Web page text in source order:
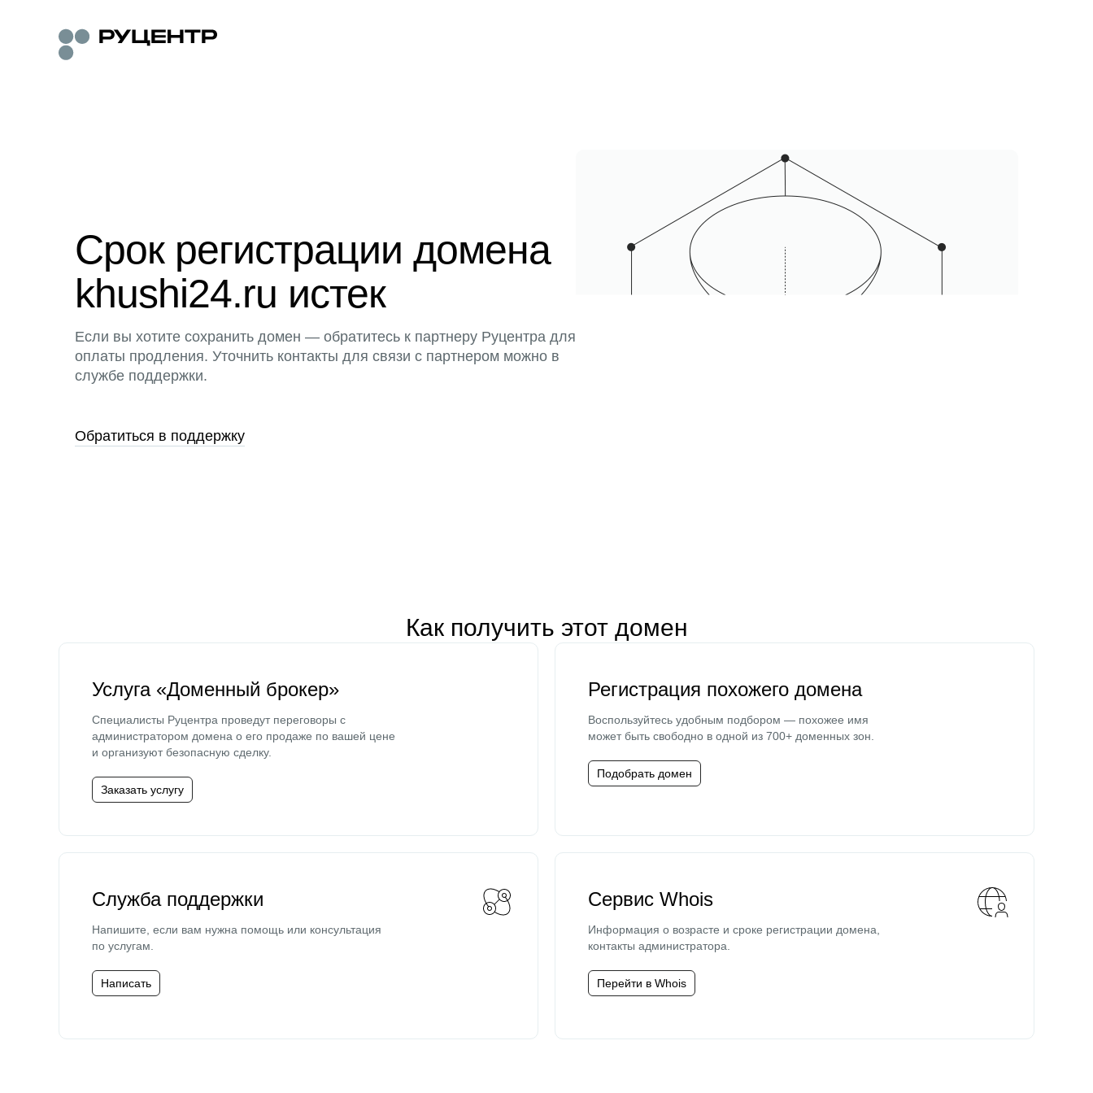
Срок регистрации домена
khushi24.ru истек
Если вы хотите сохранить домен — обратитесь к партнеру Руцентра для
оплаты продления. Уточнить контакты для связи с партнером можно в
службе поддержки.
Обратиться в поддержку
Как получить этот домен
Услуга «Доменный брокер»
Специалисты Руцентра проведут переговоры с
администратором домена о его продаже по вашей цене
и организуют безопасную сделку.
Заказать услугу
Регистрация похожего домена
Воспользуйтесь удобным подбором — похожее имя
может быть свободно в одной из 700+ доменных зон.
Подобрать домен
Служба поддержки
Напишите, если вам нужна помощь или консультация
по услугам.
Написать
Сервис Whois
Информация о возрасте и сроке регистрации домена,
контакты администратора.
Перейти в Whois